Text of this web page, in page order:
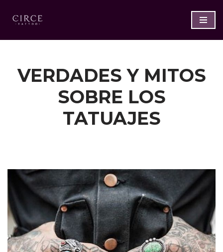
Saltar
al
VERDADES Y MITOS
SOBRE LOS
TATUAJES